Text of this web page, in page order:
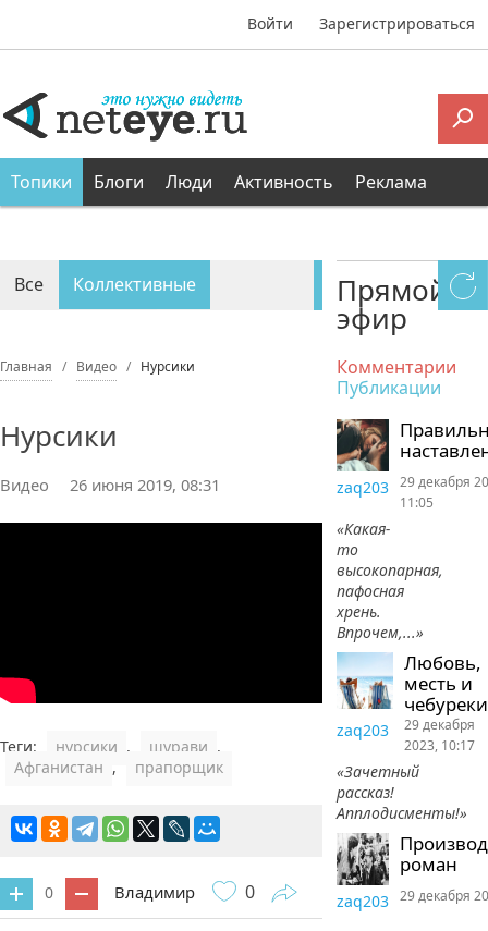
Войти Зарегистрироваться
Топики Блоги Люди Активность Реклама
Все Коллективные
Главная Видео Нурсики
Нурсики
Видео 26 июня 2019, 08:31
Теги: нурсики , шурави ,
Афганистан , прапорщик
0 Владимир 0
Прямой
эфир
Комментарии
Публикации
zaq203
«Какая-
то
высокопарная,
пафосная
хрень.
Впрочем,...»
29 декабря
11:05
Любовь,
месть и
чебуреки
zaq203
«Зачетный
рассказ!
Апплодисменты!»
29 декабря
2023, 10:17
роман
zaq203 29 декабря